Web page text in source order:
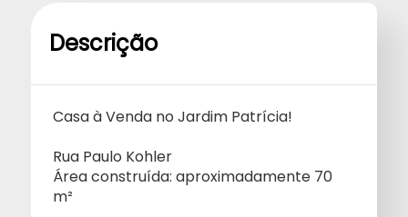
Descrição
Casa à Venda no Jardim Patrícia!
Rua Paulo Kohler
Área construída: aproximadamente 70
m²